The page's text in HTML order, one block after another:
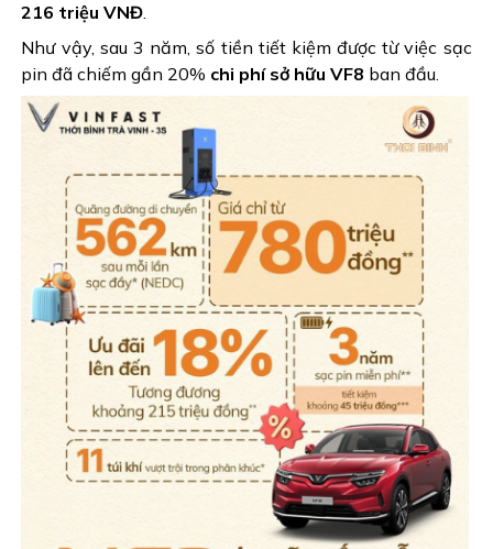
216 triệu VNĐ.
Như vậy, sau 3 năm, số tiền tiết kiệm được từ việc sạc
pin đã chiếm gần 20% chi phí sở hữu VF8 ban đầu.